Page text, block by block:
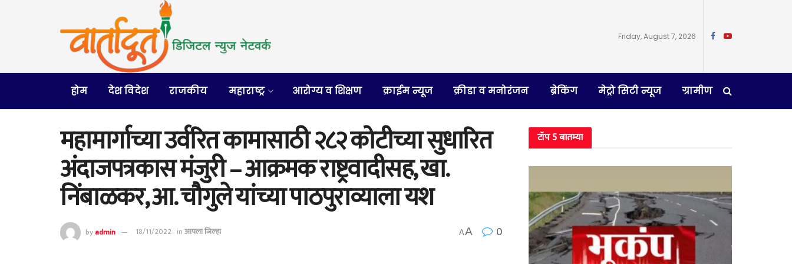
Friday, August 7, 2026
होम देश विदेश राजकीय महाराष्ट्र आरोग्य व शिक्षण क्राईम न्यूज क्रीडा व मनोरंजन ब्रेकिंग मेट्रो सिटी न्यूज ग्रामीण
महामार्गाच्या उर्वरित कामासाठी २८२ कोटीच्या सुधारित
अंदाजपत्रकास मंजुरी – आक्रमक राष्ट्रवादीसह, खा.
निंबाळकर, आ. चौगुले यांच्या पाठपुराव्याला यश
byadmin 18/11/2022 inआपला जिल्हा AA 0
टॉप 5 बातम्या